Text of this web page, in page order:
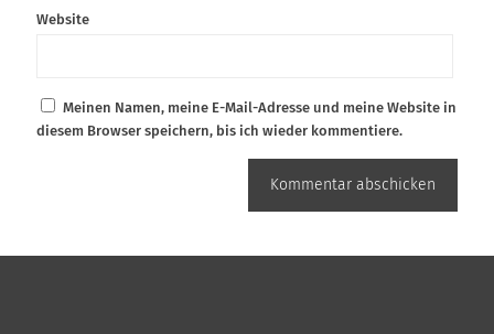
Website
Meinen Namen, meine E-Mail-Adresse und meine Website in
diesem Browser speichern, bis ich wieder kommentiere.